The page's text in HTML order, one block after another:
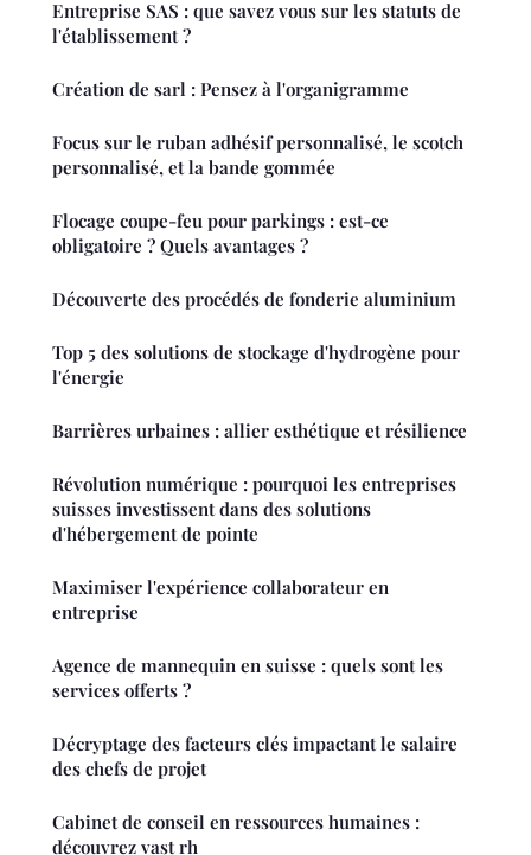
Entreprise SAS : que savez vous sur les statuts de
l'établissement ?
Création de sarl : Pensez à l'organigramme
Focus sur le ruban adhésif personnalisé, le scotch
personnalisé, et la bande gommée
Flocage coupe-feu pour parkings : est-ce
obligatoire ? Quels avantages ?
Découverte des procédés de fonderie aluminium
Top 5 des solutions de stockage d'hydrogène pour
l'énergie
Barrières urbaines : allier esthétique et résilience
Révolution numérique : pourquoi les entreprises
suisses investissent dans des solutions
d'hébergement de pointe
Maximiser l'expérience collaborateur en
entreprise
Agence de mannequin en suisse : quels sont les
services offerts ?
Décryptage des facteurs clés impactant le salaire
des chefs de projet
Cabinet de conseil en ressources humaines :
découvrez vast rh